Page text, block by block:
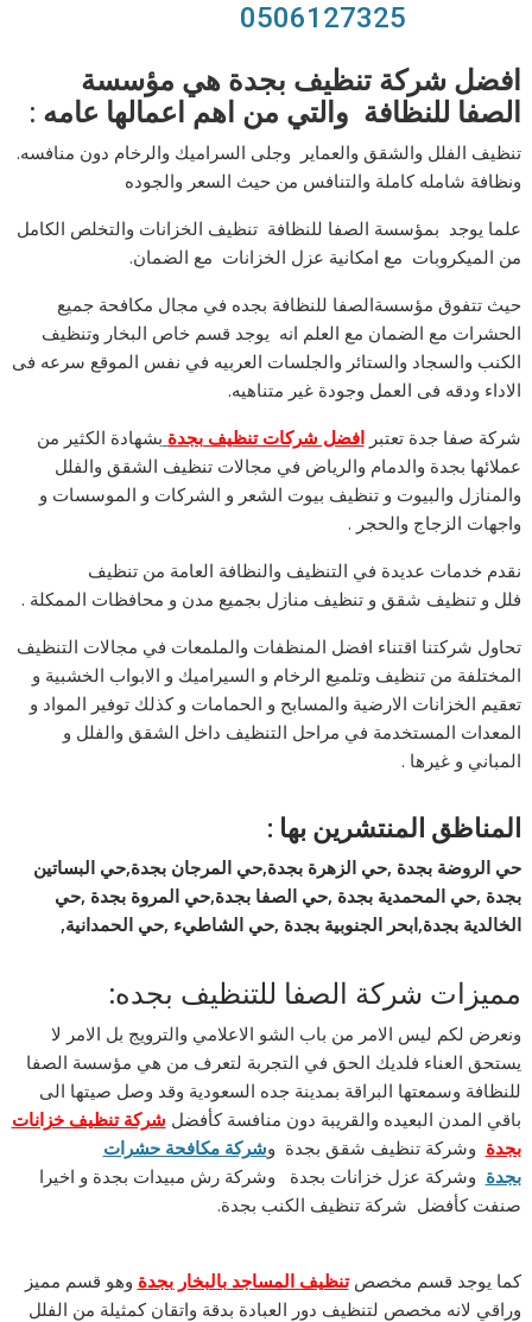
0506127325
افضلشركة تنظيف بجدة هي مؤسسة
الصفا للنظافة والتي من اهم اعمالها عامه :
تنظيف الفلل والشقق والعماير وجلى السراميك والرخام دون منافسه.
ونظافة شامله كاملة والتنافس من حيث السعر والجوده
علما يوجد بمؤسسة الصفا للنظافة تنظيف الخزانات والتخلص الكامل
من الميكروبات مع امكانية عزل الخزانات مع الضمان.
حيث تتفوق مؤسسةالصفا للنظافة بجده في مجال مكافحة جميع
الحشرات مع الضمان مع العلم انه يوجد قسم خاص البخار وتنظيف
الكنب والسجاد والستائر والجلسات العربيه في نفس الموقع سرعه فى
الاداء ودقه فى العمل وجودة غير متناهيه.
شركة صفا جدة تعتبر افضل شركات تنظيف بجدة بشهادة الكثير من
عملائها بجدة والدمام والرياض في مجالات تنظيف الشقق والفلل
والمنازل والبيوت و تنظيف بيوت الشعر و الشركات و الموسسات و
واجهات الزجاج والحجر .
نقدم خدمات عديدة في التنظيف والنظافة العامة من تنظيف
فلل و تنظيف شقق و تنظيف منازل بجميع مدن و محافظات الممكلة .
تحاول شركتنا اقتناء افضل المنظفات والملمعات في مجالات التنظيف
المختلفة من تنظيف وتلميع الرخام و السيراميك و الابواب الخشبية و
تعقيم الخزانات الارضية والمسابح و الحمامات و كذلك توفير المواد و
المعدات المستخدمة في مراحل التنظيف داخل الشقق والفلل و
المباني و غيرها .
المناظق المنتشرين بها :
حي الروضة بجدة ,حي الزهرة بجدة,حي المرجان بجدة,حي البساتين
بجدة ,حي المحمدية بجدة ,حي الصفا بجدة,حي المروة بجدة ,حي
الخالدية بجدة,ابحر الجنوبية بجدة ,حي الشاطيء ,حي الحمدانية,
مميزات شركة الصفا للتنظيف بجده:
ونعرض لكم ليس الامر من باب الشو الاعلامي والترويج بل الامر لا
يستحق العناء فلديك الحق في التجربة لتعرف من هي مؤسسة الصفا
للنظافة وسمعتها البراقة بمدينة جده السعودية وقد وصل صيتها الى
باقي المدن البعيده والقريبة دون منافسة كأفضل شركة تنظيف خزانات
بجدة وشركة تنظيف شقق بجدة وشركة مكافحة حشرات
بجدة وشركة عزل خزانات بجدة وشركة رش مبيدات بجدة و اخيرا
صنفت كأفضل شركة تنظيف الكنب بجدة.
كما يوجد قسم مخصص تنظيف المساجد بالبخار بجدة وهو قسم مميز
وراقي لانه مخصص لتنظيف دور العبادة بدقة واتقان كمثيلة من الفلل